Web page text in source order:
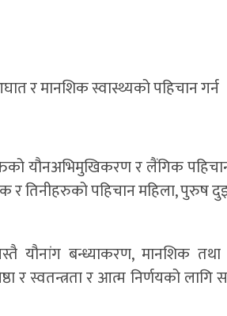
र मानशिक स्वास्थ्यको पहिचान गर्न
यौनअभिमुखिकरण र लैंगिक
र तिनीहरुको पहिचान महिला, पुरुष
यौनांग बन्ध्याकरण, मानशिक
र स्वतन्त्रता र आत्म निर्णयको लागि